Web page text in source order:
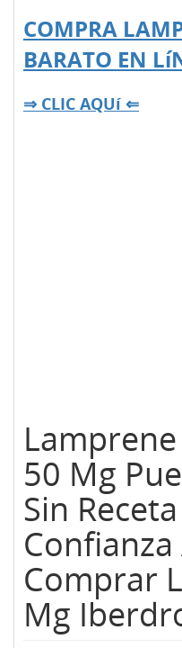
COMPRA
BARATO EN
⇒ CLIC AQUí ⇐
50 Mg
Sin
Comprar
Mg